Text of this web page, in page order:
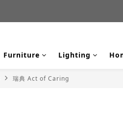
新品到貨
新品到貨｜
Furniture Lighting
瑞典 Act of Caring